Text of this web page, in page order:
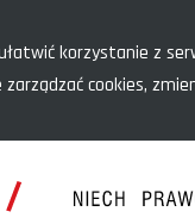
korzystanie z
cookies,